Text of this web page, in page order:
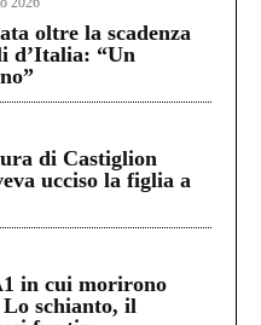
oltre la scadenza
d’Italia: “Un
di Castiglion
ucciso la figlia a
in cui morirono
schianto, il